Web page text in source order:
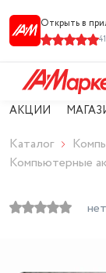
Открыть в
41
АКЦИИ
Каталог
Компьютерные